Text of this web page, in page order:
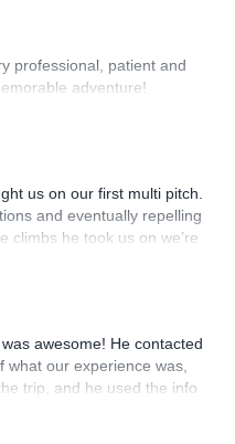
professional, patient and
adventure!
us on our first multi pitch.
and eventually repelling
climbs he took us on we’re
hours to find if we just
of our honeymoon.
awesome! He contacted
our experience was,
trip, and he used the info
for us! We felt